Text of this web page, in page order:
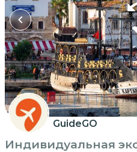
GuideGO
Индивидуальная